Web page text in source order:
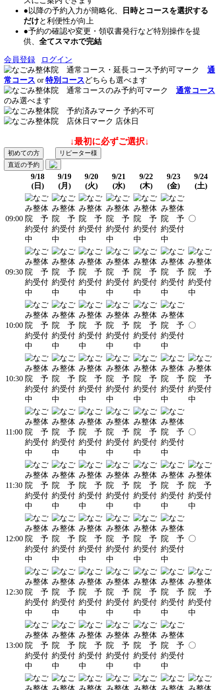
●以降の予約入力が簡略化、
日時とコースを選択する
だけと利便性が向上
●予約の確認や変更・領収書発行など特別操作を提
供、 全てスマホで完結
会員登録
ログイン
通
常コース or特別コースどちらも選べます
通常コース
のみ選べます
予約不可
店休日
↓最初に必ずご選択↓
初めての方
リピーター様
直近の予約
9/18
(日)
9/19
(月)
9/20
(火)
9/21
(水)
9/22
(木)
9/23
(金)
9/24
(土)
09:00 〇
09:30
10:00 〇
10:30
11:00 〇
11:30
12:00 〇
12:30
13:00 〇